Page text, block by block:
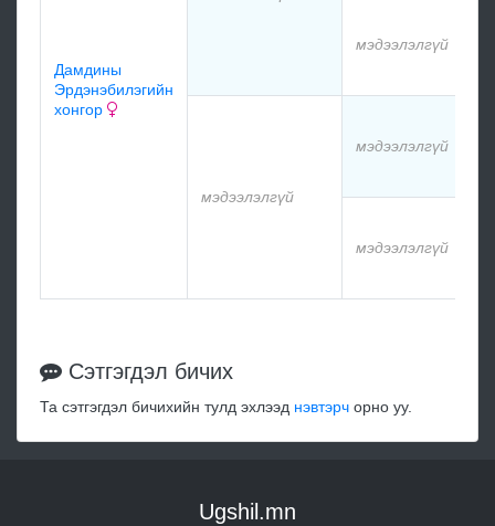
Дамдины
Эрдэнэбилэгийн
хонгор
мэдээлэлгүй
мэдээлэлгүй
мэдээлэлгүй
мэдээлэлгүй
Сэтгэгдэл бичих
Та сэтгэгдэл бичихийн тулд эхлээд нэвтэрч орно уу.
Ugshil.mn